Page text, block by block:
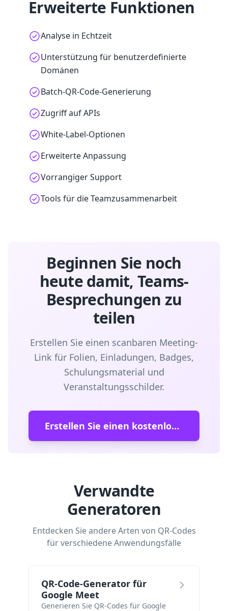
Erweiterte Funktionen
Analyse in Echtzeit
Unterstützung für benutzerdefinierte
Domänen
Batch-QR-Code-Generierung
Zugriff auf APIs
White-Label-Optionen
Erweiterte Anpassung
Vorrangiger Support
Tools für die Teamzusammenarbeit
Beginnen Sie noch
heute damit, Teams-
Besprechungen zu
teilen
Erstellen Sie einen scanbaren Meeting-
Link für Folien, Einladungen, Badges,
Schulungsmaterial und
Veranstaltungsschilder.
Erstellen Sie einen kostenlosen QR-Code
Verwandte
Generatoren
Entdecken Sie andere Arten von QR-Codes
für verschiedene Anwendungsfälle
QR-Code-Generator für
Google Meet
Generieren Sie QR-Codes für Google